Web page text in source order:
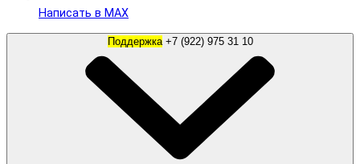
Написать в MAX
Поддержка +7 (922) 975 31 10